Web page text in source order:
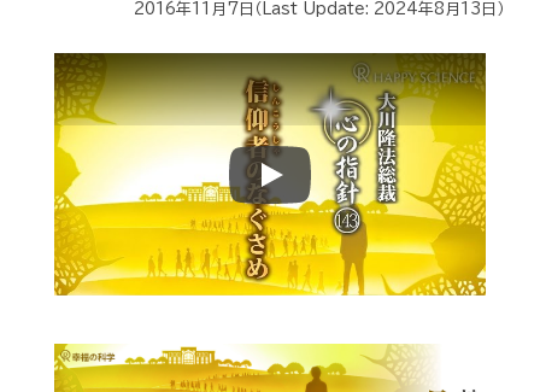
2016年11月7日 （Last Update: 2024年8月13日 ）
Play